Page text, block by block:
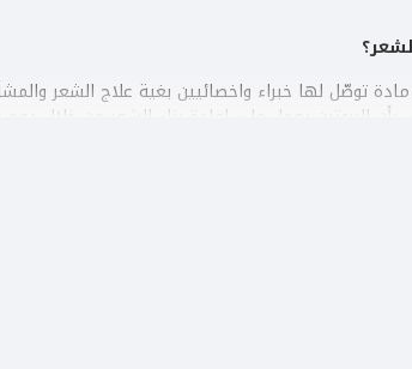
توصّل لها خبراء واخصائيين بغية علاج الشعر